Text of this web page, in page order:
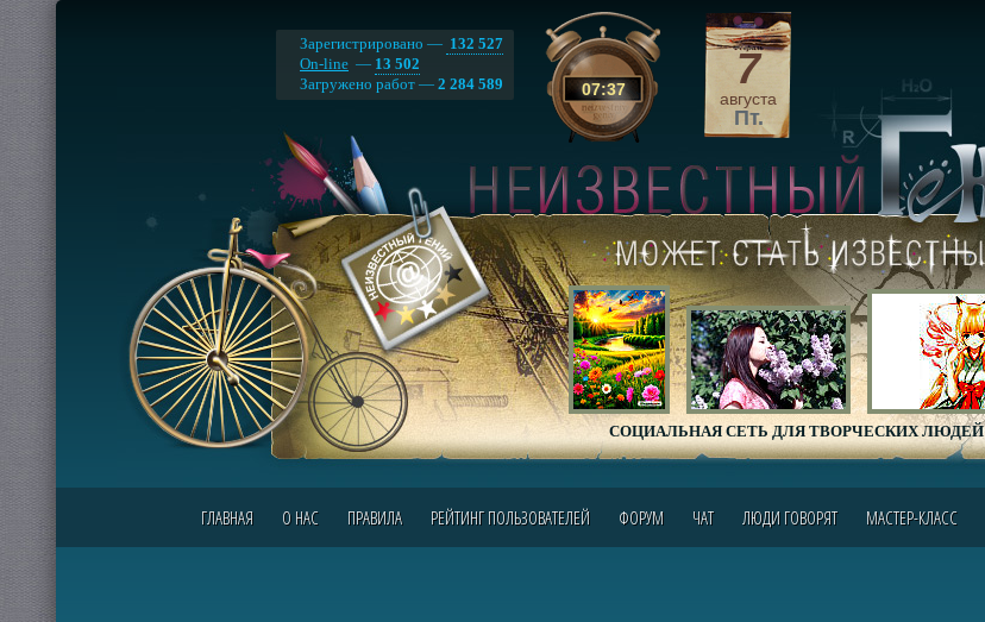
07:37
Зарегистрировано — 132 527
On-line — 13 502
Загружено работ — 2 284 589 7
августа
Пт.
СОЦИАЛЬНАЯ СЕТЬ ДЛЯ ТВОРЧЕСКИХ ЛЮДЕЙ
ГЛАВНАЯ О НАС ПРАВИЛА РЕЙТИНГ ПОЛЬЗОВАТЕЛЕЙ ФОРУМ ЧАТ ЛЮДИ ГОВОРЯТ МАСТЕР-КЛАСС